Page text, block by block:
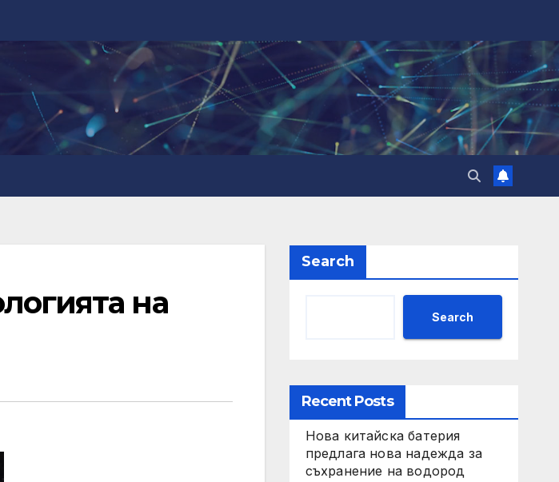
на
Search
Search
Recent Posts
Нова китайска батерия
предлага нова надежда за
съхранение на водород